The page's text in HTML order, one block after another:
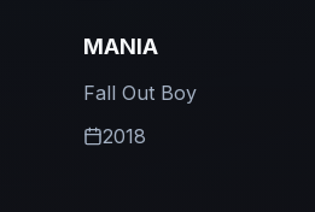
MANIA
Fall Out Boy
2018